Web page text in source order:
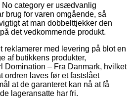
No category er usædvanlig
brug for varen omgående, så
at man dobbelttjekker den
det vedkommende produkt.
reklamerer med levering på blot en
af butikkens produkter,
Domination – Fra Danmark, hvilket
ordren laves før et fastslået
at de garanteret kan nå at få
lageransatte har fri.